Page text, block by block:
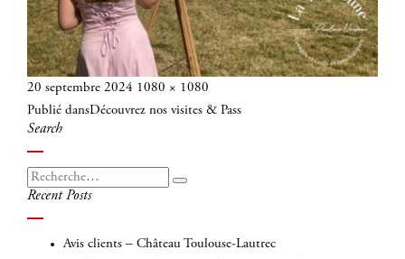
Publié
le
20 septembre 2024 Taille
réelle
1080 × 1080
Navigation
de
l’article
Publié dansDécouvrez nos visites & Pass
Search
Recherche
pour
:
Recherche
Recent Posts
Avis clients – Château Toulouse-Lautrec